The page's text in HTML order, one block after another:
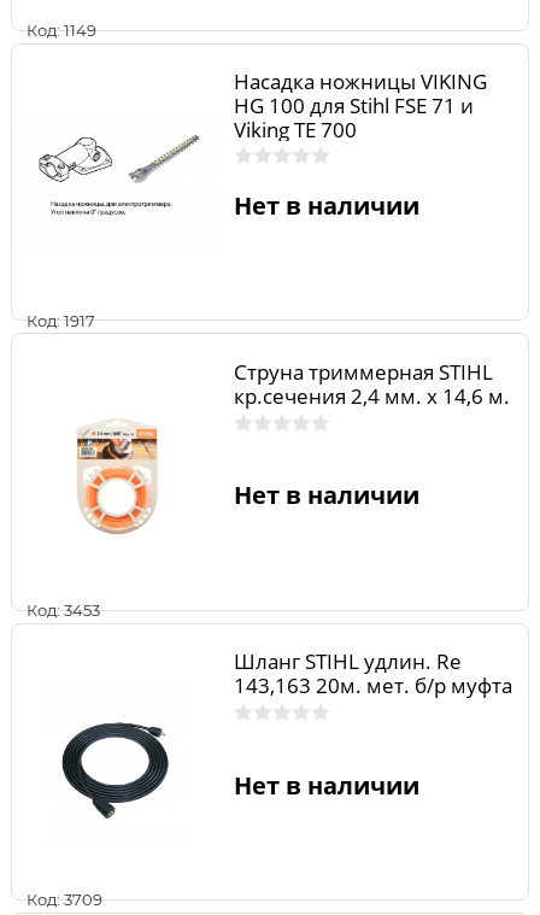
Код: 1149
Код: 1917
Насадка ножницы VIKING
HG 100 для Stihl FSE 71 и
Viking ТЕ 700
Нет в наличии
Код: 3453
Струна триммерная STIHL
кр.сечения 2,4 мм. х 14,6 м.
Нет в наличии
Код: 3709
Шланг STIHL удлин. Rе
143,163 20м. мет. б/р муфта
Нет в наличии